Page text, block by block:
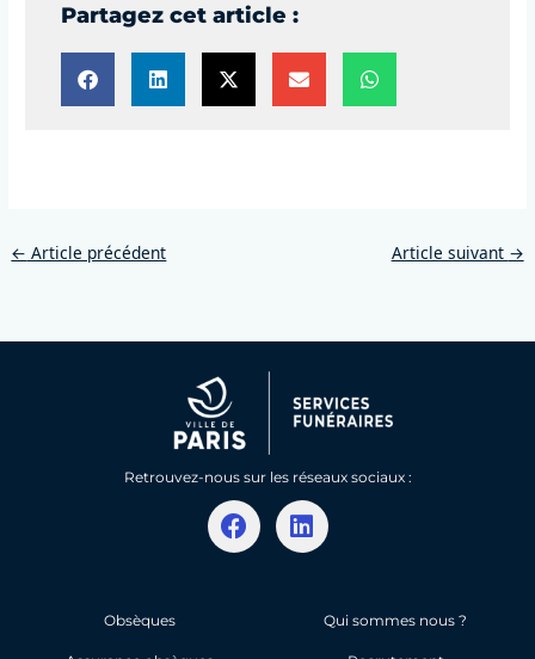
Partagez cet article :
← Article précédent Article suivant →
Retrouvez-nous sur les réseaux sociaux :
F
a
c
L
i
n
Obsèques Qui sommes nous ?